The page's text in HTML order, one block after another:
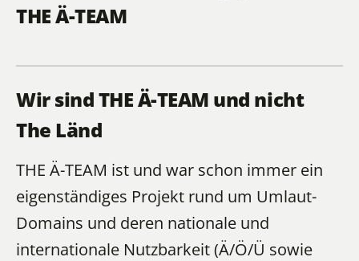
THE Ä-TEAM
Wir sind THE Ä-TEAM und nicht
The Länd
THE Ä-TEAM ist und war schon immer ein
eigenständiges Projekt rund um Umlaut-
Domains und deren nationale und
internationale Nutzbarkeit (Ä/Ö/Ü sowie